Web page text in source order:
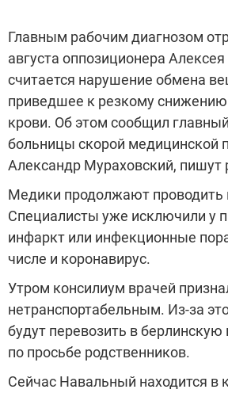
Главным рабочим диагнозом
августа оппозиционера
считается нарушение обмена
приведшее к резкому снижению
крови. Об этом сообщил
больницы скорой
Александр Мураховский, пишут
Медики продолжают проводить
Специалисты уже исключили у
инфаркт или инфекционные
числе и коронавирус.
Утром консилиум врачей
нетранспортабельным. Из-за
будут перевозить в
по просьбе родственников.
Сейчас Навальный находится в